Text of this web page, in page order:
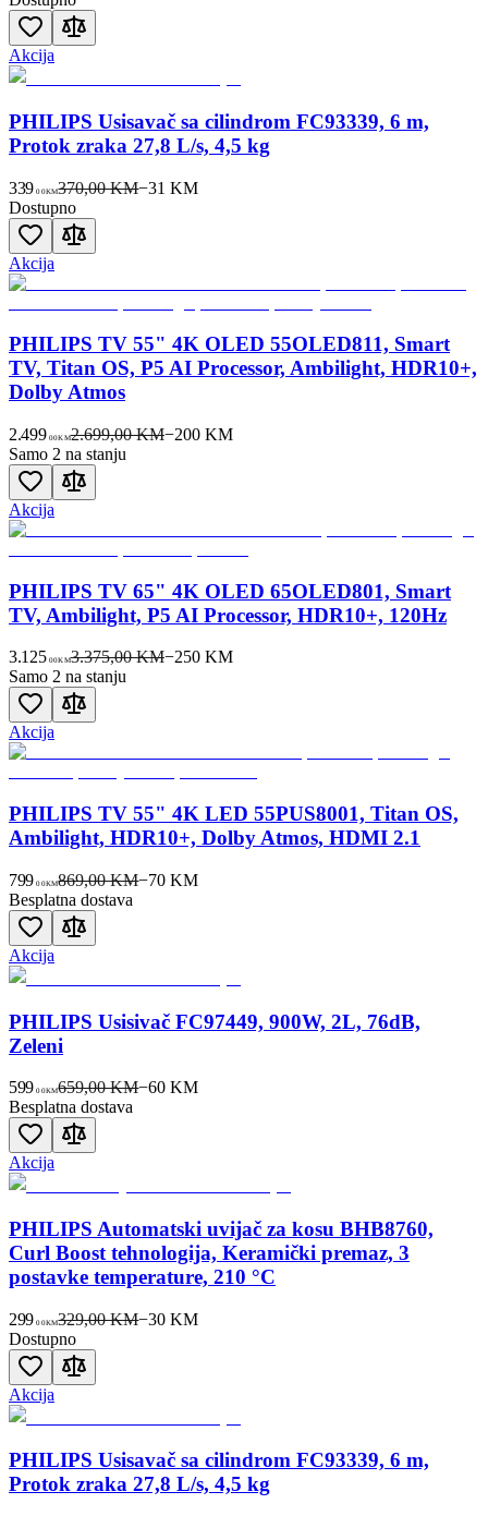
Akcija
PHILIPS Usisavač sa cilindrom FC93339, 6 m,
Protok zraka 27,8 L/s, 4,5 kg
339 00KM370,00 KM−31 KM
Dostupno
Akcija
PHILIPS TV 55" 4K OLED 55OLED811, Smart
TV, Titan OS, P5 AI Processor, Ambilight, HDR10+,
Dolby Atmos
2.499 00KM2.699,00 KM−200KM
Samo 2 na stanju
Akcija
PHILIPS TV 65" 4K OLED 65OLED801, Smart
TV, Ambilight, P5 AI Processor, HDR10+, 120Hz
3.125 00KM3.375,00 KM−250KM
Samo 2 na stanju
Akcija
PHILIPS TV 55" 4K LED 55PUS8001, Titan OS,
Ambilight, HDR10+, Dolby Atmos, HDMI 2.1
799 00KM869,00 KM−70 KM
Besplatna dostava
Akcija
PHILIPS Usisivač FC97449, 900W, 2L, 76dB,
Zeleni
599 00KM659,00 KM−60 KM
Besplatna dostava
Akcija
PHILIPS Automatski uvijač za kosu BHB8760,
Curl Boost tehnologija, Keramički premaz, 3
postavke temperature, 210 °C
299 00KM329,00 KM−30 KM
Dostupno
Akcija
PHILIPS Usisavač sa cilindrom FC93339, 6 m,
Protok zraka 27,8 L/s, 4,5 kg